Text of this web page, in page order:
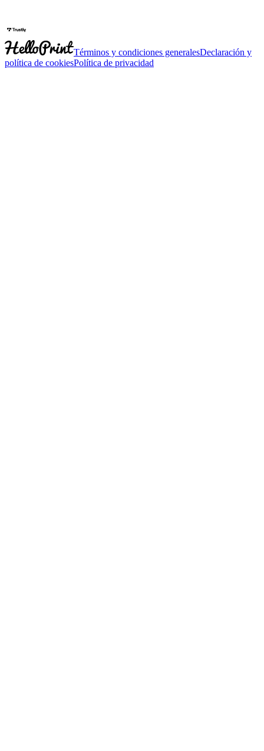
Términos y condiciones generalesDeclaración y
política de cookiesPolítica de privacidad